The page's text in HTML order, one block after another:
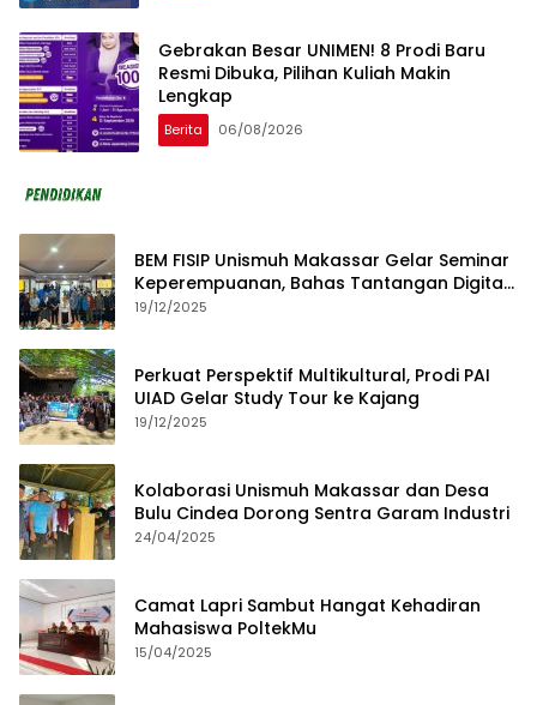
Gebrakan Besar UNIMEN! 8 Prodi Baru
Resmi Dibuka, Pilihan Kuliah Makin
Lengkap
Berita 06/08/2026
BEM FISIP Unismuh Makassar Gelar Seminar
Keperempuanan, Bahas Tantangan Digital
dan Budaya Lokal
19/12/2025
Perkuat Perspektif Multikultural, Prodi PAI
UIAD Gelar Study Tour ke Kajang
19/12/2025
Kolaborasi Unismuh Makassar dan Desa
Bulu Cindea Dorong Sentra Garam Industri
24/04/2025
Camat Lapri Sambut Hangat Kehadiran
Mahasiswa PoltekMu
15/04/2025